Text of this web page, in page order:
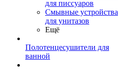
для писсуаров
Смывные устройства
для унитазов
Ещё
Полотенцесушители для
ванной